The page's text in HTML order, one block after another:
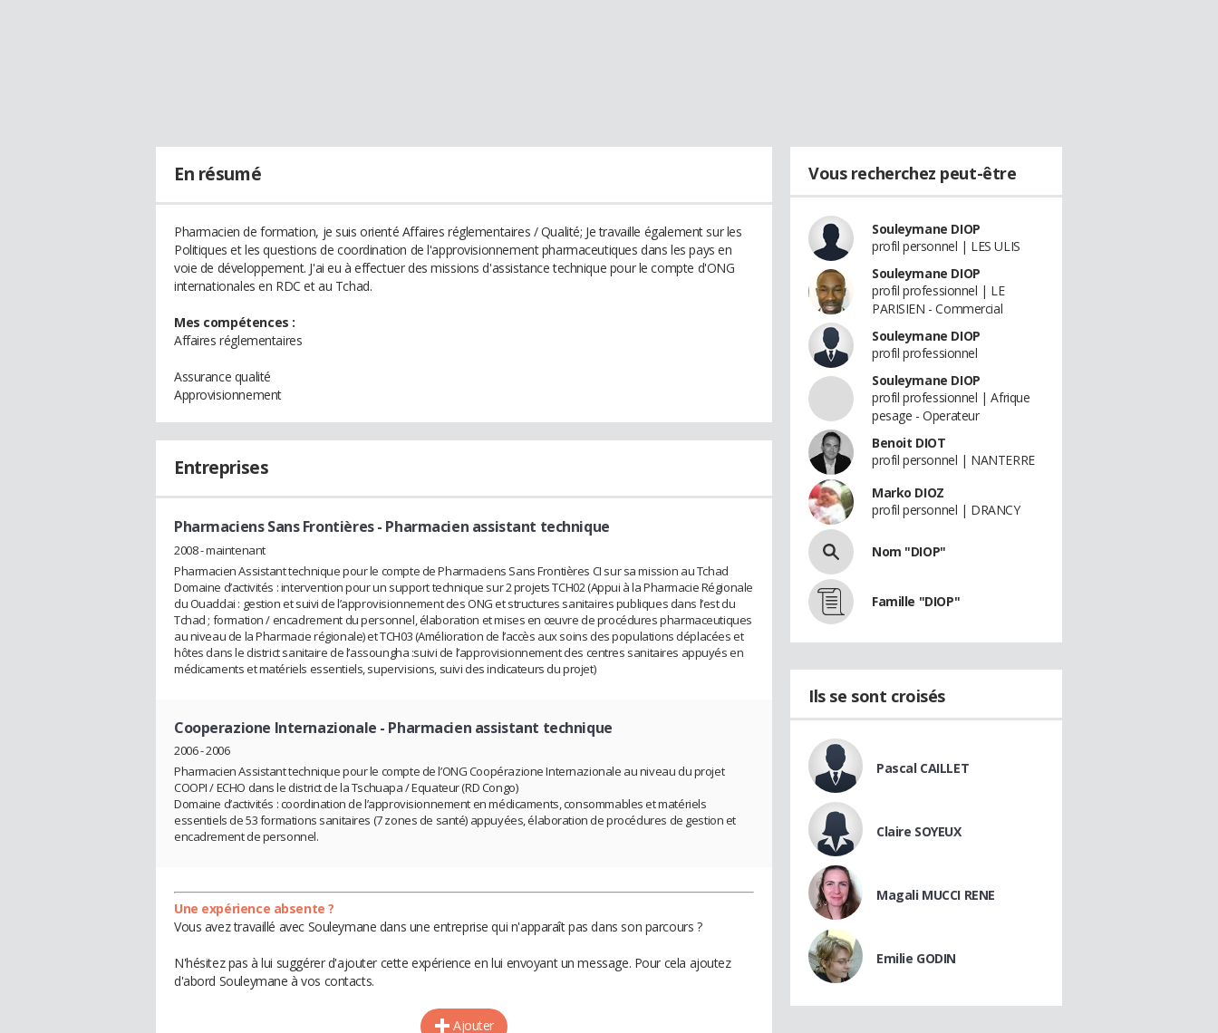
En résumé
Pharmacien de formation, je suis orienté Affaires réglementaires / Qualité; Je travaille également sur les
Politiques et les questions de coordination de l'approvisionnement pharmaceutiques dans les pays en
voie de développement. J'ai eu à effectuer des missions d'assistance technique pour le compte d'ONG
internationales en RDC et au Tchad.
Mes compétences :
Affaires réglementaires
Assurance qualité
Approvisionnement
Entreprises
Pharmaciens Sans Frontières- Pharmacien assistant technique
2008 - maintenant
Pharmacien Assistant technique pour le compte de Pharmaciens Sans Frontières CI sur sa mission au Tchad
Domaine d’activités : intervention pour un support technique sur 2 projets TCH02 (Appui à la Pharmacie Régionale
du Ouaddai : gestion et suivi de l’approvisionnement des ONG et structures sanitaires publiques dans l’est du
Tchad ; formation / encadrement du personnel, élaboration et mises en œuvre de procédures pharmaceutiques
au niveau de la Pharmacie régionale) et TCH03 (Amélioration de l’accès aux soins des populations déplacées et
hôtes dans le district sanitaire de l’assoungha :suivi de l’approvisionnement des centres sanitaires appuyés en
médicaments et matériels essentiels, supervisions, suivi des indicateurs du projet)
Cooperazione Internazionale - Pharmacien assistant technique
2006 - 2006
Pharmacien Assistant technique pour le compte de l’ONG Coopérazione Internazionale au niveau du projet
COOPI / ECHO dans le district de la Tschuapa / Equateur (RD Congo)
Domaine d’activités : coordination de l’approvisionnement en médicaments, consommables et matériels
essentiels de 53 formations sanitaires (7 zones de santé) appuyées, élaboration de procédures de gestion et
encadrement de personnel.
Une expérience absente ?
Vous avez travaillé avec Souleymane dans une entreprise qui n'apparaît pas dans son parcours ?
N'hésitez pas à lui suggérer d'ajouter cette expérience en lui envoyant un message. Pour cela ajoutez
d'abord Souleymane à vos contacts.
Ajouter
Vous recherchez peut-être
Souleymane DIOP
profil personnel | LES ULIS
Souleymane DIOP
profil professionnel | LE
PARISIEN - Commercial
Souleymane DIOP
profil professionnel
Souleymane DIOP
profil professionnel | Afrique
pesage - Operateur
Benoit DIOT
profil personnel | NANTERRE
Marko DIOZ
profil personnel | DRANCY
Nom "DIOP"
Famille "DIOP"
Ils se sont croisés
Pascal CAILLET
Claire SOYEUX
Magali MUCCI RENE
Emilie GODIN